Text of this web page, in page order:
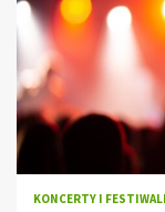
KONCERTY I